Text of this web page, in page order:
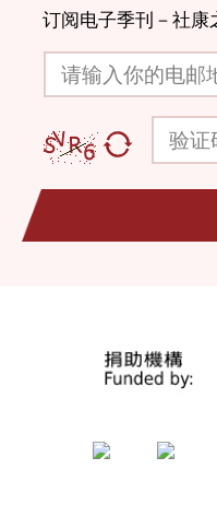
订阅电子季刊－社康